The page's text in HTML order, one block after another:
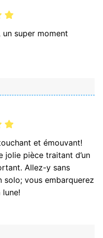
super moment
et émouvant!
jolie pièce traitant d’un
Allez-y sans
solo; vous embarquerez